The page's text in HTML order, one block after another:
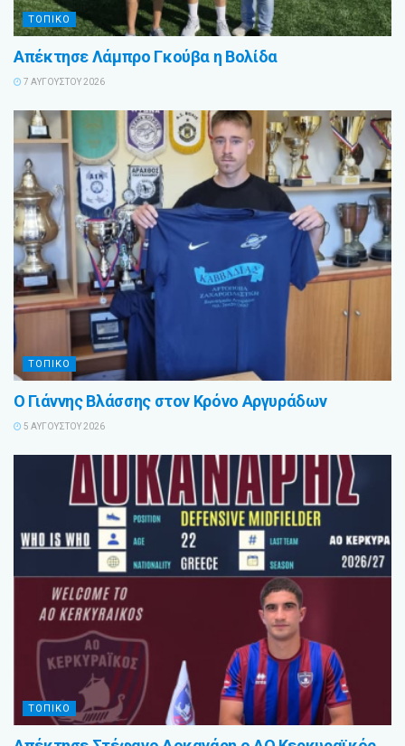
ΤΟΠΙΚΟ
Απέκτησε Λάμπρο Γκούβα η Βολίδα
7 ΑΥΓΟΎΣΤΟΥ 2026
ΤΟΠΙΚΟ
Ο Γιάννης Βλάσσης στον Κρόνο Αργυράδων
5 ΑΥΓΟΎΣΤΟΥ 2026
ΤΟΠΙΚΟ